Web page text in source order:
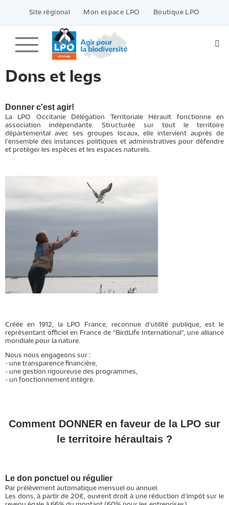
contenu
Site régional Mon espace LPO Boutique LPO
Dons et legs
Donner c'est agir!
La LPO Occitanie Délégation Territoriale Hérault fonctionne en
association indépendante. Structurée sur tout le territoire
départemental avec ses groupes locaux, elle intervient auprès de
l'ensemble des instances politiques et administratives pour défendre
et protéger les espèces et les espaces naturels.
Créée en 1912, la LPO France, reconnue d'utilité publique, est le
représentant officiel en France de "BirdLife International", une alliance
mondiale pour la nature.
Nous nous engageons sur :
- une transparence financière,
- une gestion rigoureuse des programmes,
- un fonctionnement intègre.
Comment DONNER en faveur de la LPO sur
le territoire héraultais ?
Le don ponctuel ou régulier
Par prélèvement automatique mensuel ou annuel.
Les dons, à partir de 20€, ouvrent droit à une réduction d'impôt sur le